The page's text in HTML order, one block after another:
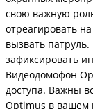
свою важную
отреагировать
вызвать
зафиксировать
Видеодомофон
доступа. Важны
Optimus в вашем